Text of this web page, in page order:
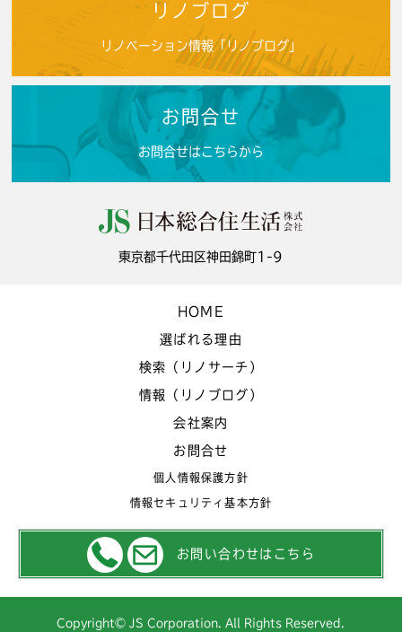
リノブログ
リノベーション情報「リノブログ」
お問合せ
お問合せはこちらから
東京都千代田区神田錦町1-9
HOME
選ばれる理由
検索（リノサーチ）
情報（リノブログ）
会社案内
お問合せ
個人情報保護方針
情報セキュリティ基本方針
お問い合わせはこちら
Copyright© JS Corporation. All Rights Reserved.